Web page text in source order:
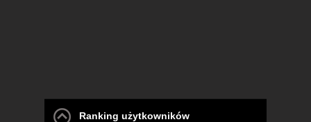
Ranking użytkowników